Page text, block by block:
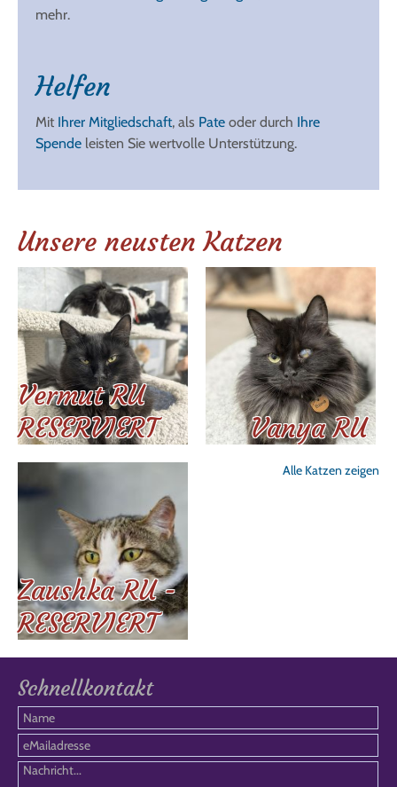
mehr.
Helfen
Mit Ihrer Mitgliedschaft, als Pate oder durch Ihre
Spende leisten Sie wertvolle Unterstützung.
Unsere neusten Katzen
Vermut RU
RESERVIERT
Vanya RU
Zaushka RU -
RESERVIERT
Alle Katzen zeigen
Schnellkontakt